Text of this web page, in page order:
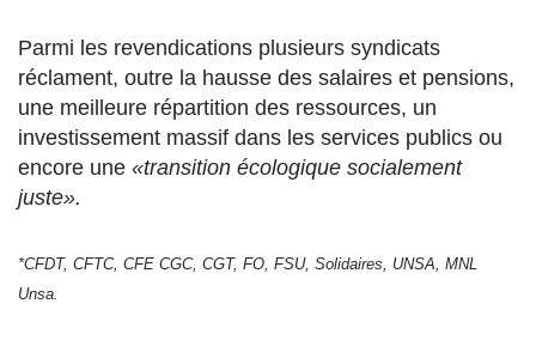
Parmi les revendications plusieurs syndicats
réclament, outre la hausse des salaires et pensions,
une meilleure répartition des ressources, un
investissement massif dans les services publics ou
encore une «transition écologique socialement
juste».
*CFDT, CFTC, CFE CGC, CGT, FO, FSU, Solidaires, UNSA, MNL
Unsa.